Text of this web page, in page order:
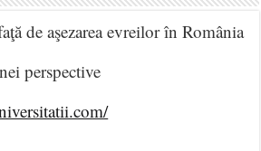
de aşezarea evreilor în România
perspective